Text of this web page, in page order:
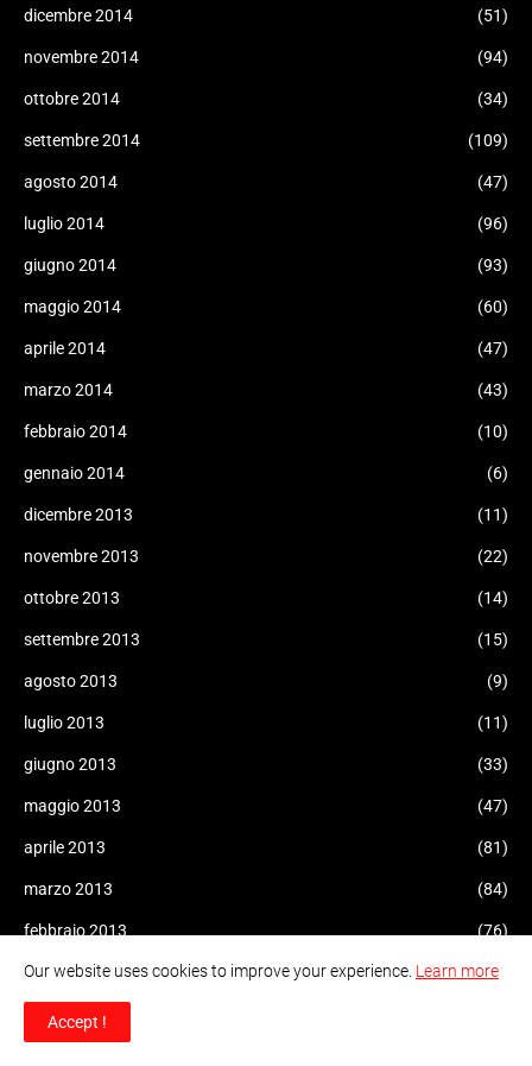
dicembre 2014 (51)
novembre 2014 (94)
ottobre 2014 (34)
settembre 2014 (109)
agosto 2014 (47)
luglio 2014 (96)
giugno 2014 (93)
maggio 2014 (60)
aprile 2014 (47)
marzo 2014 (43)
febbraio 2014 (10)
gennaio 2014 (6)
dicembre 2013 (11)
novembre 2013 (22)
ottobre 2013 (14)
settembre 2013 (15)
agosto 2013 (9)
luglio 2013 (11)
giugno 2013 (33)
maggio 2013 (47)
aprile 2013 (81)
marzo 2013 (84)
febbraio 2013 (76)
gennaio 2013 (109)
dicembre 2012
Our website uses cookies to improve your experience. Learn more
Accept !